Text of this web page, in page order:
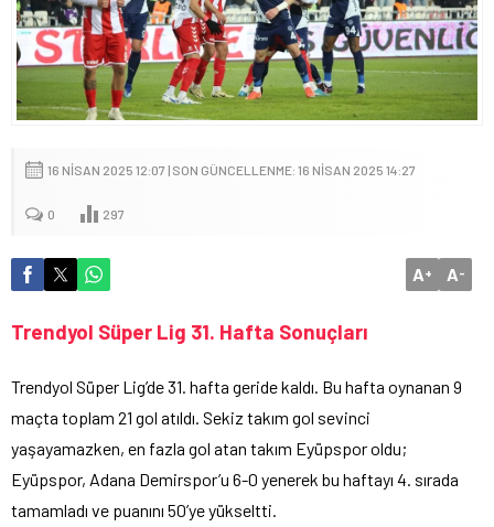
16 NISAN 2025 12:07 | SON GÜNCELLENME: 16 NISAN 2025 14:27
0 297
A+ A-
Trendyol Süper Lig 31. Hafta Sonuçları
Trendyol Süper Lig’de 31. hafta geride kaldı. Bu hafta oynanan 9
maçta toplam 21 gol atıldı. Sekiz takım gol sevinci
yaşayamazken, en fazla gol atan takım Eyüpspor oldu;
Eyüpspor, Adana Demirspor’u 6-0 yenerek bu haftayı 4. sırada
tamamladı ve puanını 50’ye yükseltti.